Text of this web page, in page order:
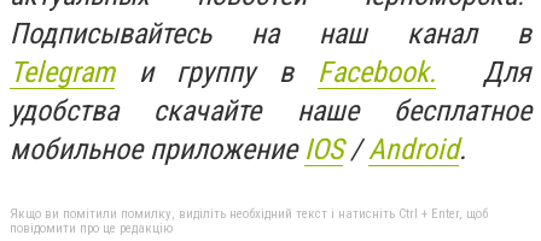
Подписывайтесь на наш канал в
Telegramи группу в Facebook. Для
удобства скачайте наше бесплатное
мобильное приложение IOS/Android.
Якщо ви помітили помилку, виділіть необхідний текст і натисніть Ctrl + Enter, щоб
повідомити про це редакцію